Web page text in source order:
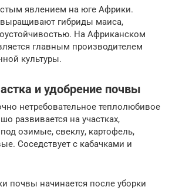
явлением на юге Африки.
гибриды маиса,
На Африканском
главным производителем
культуры.
и удобрение почвы
нетребовательное теплолюбивое
развивается на участках,
озимые, свеклу, картофель,
Соседствует с кабачками и
почвы начинается после уборки